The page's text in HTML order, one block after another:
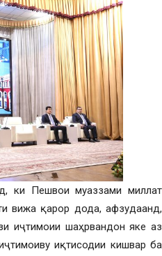
ки Пешвои муаззами миллат
вижа қарор дода, афзудаанд,
иҷтимоии шаҳрвандон яке аз
иқтисодии кишвар ба